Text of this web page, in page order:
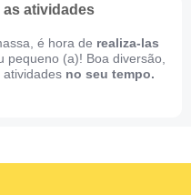
as atividades
é hora de realiza-las
pequeno (a)! Boa diversão,
atividades no seu tempo.